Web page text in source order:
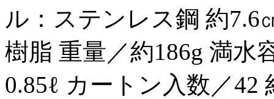
ル：ステンレス鋼 約
樹脂 重量／約186g 満水
0.85ℓ カートン入数／42